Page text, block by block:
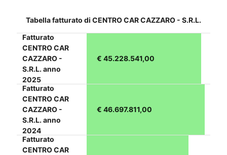
Tabella fatturato di CENTRO CAR CAZZARO - S.R.L.
Fatturato
CENTRO CAR
CAZZARO -
S.R.L. anno
2025
€ 45.228.541,00
Fatturato
CENTRO CAR
CAZZARO -
S.R.L. anno
2024
€ 46.697.811,00
Fatturato
CENTRO CAR